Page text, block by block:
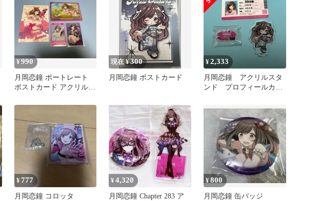
¥990
月岡恋鐘 ポートレート
ポストカード アクリルカ
現在 ¥300
月岡恋鐘 ポストカード
¥2,333
月岡恋鐘 アクリルスタ
ンド プロフィールカー
¥777
月岡恋鐘 コロッタ
¥4,320
月岡恋鐘 Chapter 283 ア
¥800
月岡恋鐘 缶バッジ